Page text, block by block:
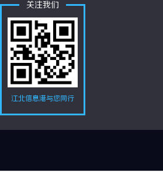
关注我们
江北信息港与您同行